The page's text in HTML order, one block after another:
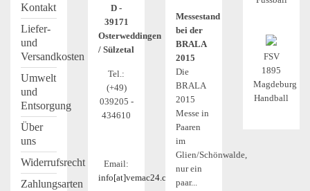
Kontakt
Liefer-
und
Versandkosten
Umwelt
und
Entsorgung
Über
uns
Widerrufsrecht
Zahlungsarten
D -
39171
Osterweddingen
/ Sülzetal
Tel.:
(+49)
039205 -
434610
Email:
info[at]vemac24.com
Messestand
bei der
BRALA
2015
Die
BRALA
2015
Messe in
Paaren
im
Glien/Schönwalde,
nur ein
paar...
FSV
1895
Magdeburg
Handball